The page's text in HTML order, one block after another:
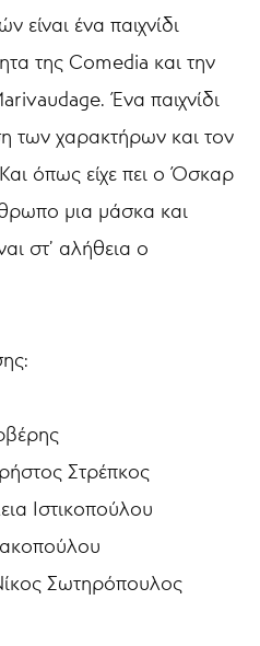
είναι ένα παιχνίδι
της Comedia και την
Ένα παιχνίδι
των χαρακτήρων και τον
όπως είχε πει ο Όσκαρ
μια μάσκα και
στ’ αλήθεια ο
Στρέπκος
Ιστικοπούλου
Σωτηρόπουλος